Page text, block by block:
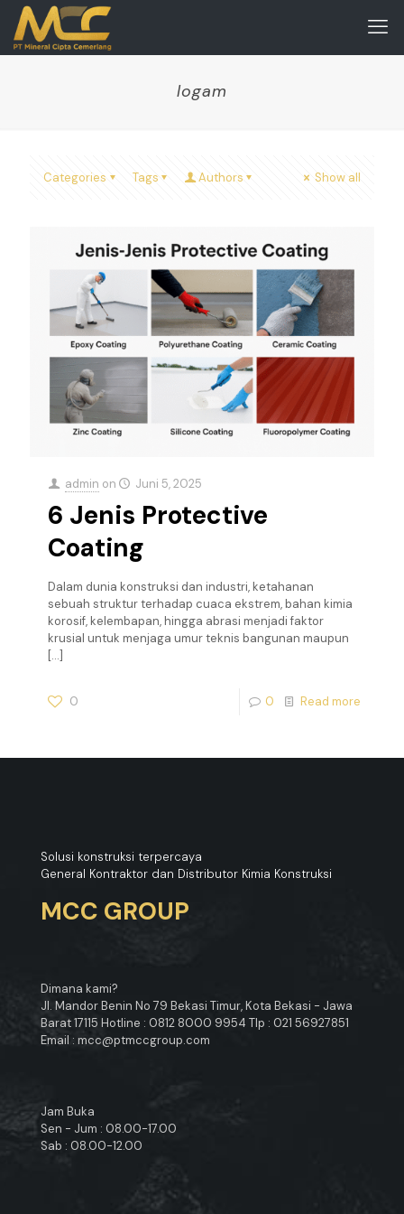
logam
Categories Tags Authors Show all
admin on Juni 5, 2025
6 Jenis Protective
Coating
Dalam dunia konstruksi dan industri, ketahanan
sebuah struktur terhadap cuaca ekstrem, bahan kimia
korosif, kelembapan, hingga abrasi menjadi faktor
krusial untuk menjaga umur teknis bangunan maupun
[…]
0 0 Read more
Solusi konstruksi terpercaya
General Kontraktor dan Distributor Kimia Konstruksi
MCC GROUP
Dimana kami?
Jl. Mandor Benin No 79 Bekasi Timur, Kota Bekasi - Jawa
Barat 17115 Hotline : 0812 8000 9954 Tlp : 021 56927851
Email : mcc@ptmccgroup.com
Jam Buka
Sen - Jum : 08.00-17.00
Sab : 08.00-12.00